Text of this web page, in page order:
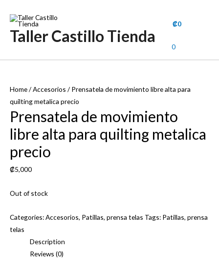
Taller Castillo Tienda
₡0
0
Home/Accesorios / Prensatela de movimiento libre alta para
quilting metalica precio
Prensatela de movimiento
libre alta para quilting metalica
precio
₡5,000
Out of stock
Categories:Accesorios, Patillas, prensa telas Tags: Patillas, prensa
telas
Description
Reviews (0)